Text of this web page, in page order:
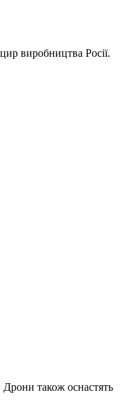
виробництва Росії.
Дрони також оснастять